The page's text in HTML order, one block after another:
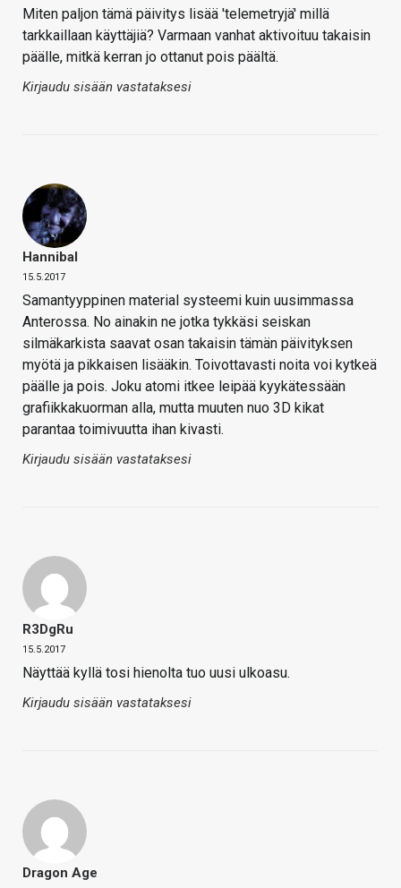
Miten paljon tämä päivitys lisää 'telemetryjä' millä
tarkkaillaan käyttäjiä? Varmaan vanhat aktivoituu takaisin
päälle, mitkä kerran jo ottanut pois päältä.
Kirjaudu sisään vastataksesi
Hannibal
15.5.2017
Samantyyppinen material systeemi kuin uusimmassa
Anterossa. No ainakin ne jotka tykkäsi seiskan
silmäkarkista saavat osan takaisin tämän päivityksen
myötä ja pikkaisen lisääkin. Toivottavasti noita voi kytkeä
päälle ja pois. Joku atomi itkee leipää kyykätessään
grafiikkakuorman alla, mutta muuten nuo 3D kikat
parantaa toimivuutta ihan kivasti.
Kirjaudu sisään vastataksesi
R3DgRu
15.5.2017
Näyttää kyllä tosi hienolta tuo uusi ulkoasu.
Kirjaudu sisään vastataksesi
Dragon Age